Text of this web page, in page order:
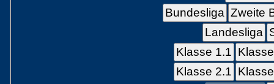
Bundesliga Zweite
Landesliga
Klasse 1.1
Klasse 2.1